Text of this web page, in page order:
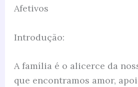
Afetivos
Introdução:
A família é o alicerce da
que encontramos amor,